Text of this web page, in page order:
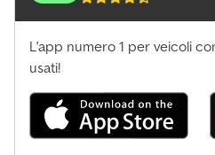
L'app numero 1 per veicoli
usati!